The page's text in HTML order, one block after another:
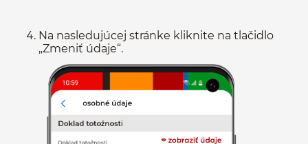
Na nasledujúcej stránke kliknite na tlačidlo
„Zmeniť údaje“.